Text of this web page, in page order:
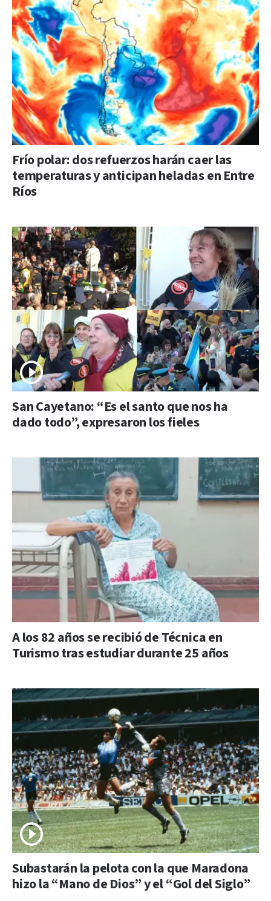
Frío polar: dos refuerzos harán caer las
temperaturas y anticipan heladas en Entre
Ríos
San Cayetano: “Es el santo que nos ha
dado todo”, expresaron los fieles
A los 82 años se recibió de Técnica en
Turismo tras estudiar durante 25 años
Subastarán la pelota con la que Maradona
hizo la “Mano de Dios” y el “Gol del Siglo”